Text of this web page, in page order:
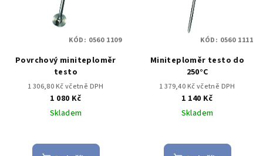
Povrchový miniteploměr
testo
1 306,80 Kč včetně DPH
1 080 Kč
Skladem
KÓD: 0560 1109
Miniteploměr testo do
250°C
1 379,40 Kč včetně DPH
1 140 Kč
Skladem
KÓD: 0560 1111